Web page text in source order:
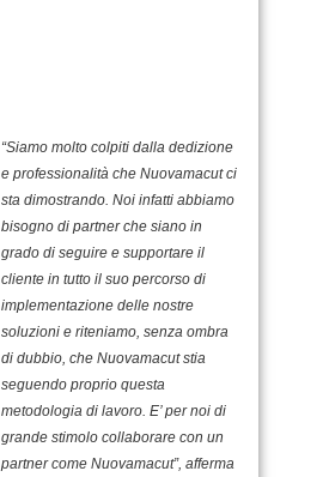
“Siamo molto colpiti dalla dedizione
e professionalità che Nuovamacut ci
sta dimostrando. Noi infatti abbiamo
bisogno di partner che siano in
grado di seguire e supportare il
cliente in tutto il suo percorso di
implementazione delle nostre
soluzioni e riteniamo, senza ombra
di dubbio, che Nuovamacut stia
seguendo proprio questa
metodologia di lavoro. E’ per noi di
grande stimolo collaborare con un
partner come Nuovamacut”, afferma